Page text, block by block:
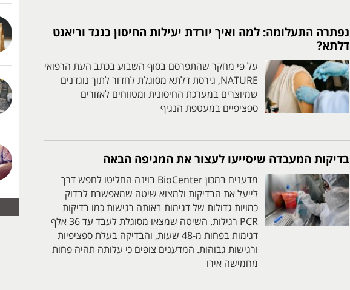
נפתרה התעלומה: למה ואיך יורדת יעילות החיסון כנגד וריאנט
דלתא?
על פי מחקר שהתפרסם בסוף השבוע בכתב העת הרפואי
NATURE, גירסת דלתא מסוגלת לחדור לתוך נוגדנים
שמיוצרים במערכת החיסונית ומטווחים לאזורים
ספציפיים במעטפת הנגיף
בדיקות המעבדה שיסייעו לעצור את המגיפה הבאה
מדענים במכון BioCenter בוינה החליטו לחפש דרך
לייעל את הבדיקות ולמצוא שיטה שמאפשרת לבדוק
כמויות גדולות של דגימות באותה רגישות כמו בדיקות
PCR רגילות. השיטה שמצאו מסוגלת לעבד עד 36 אלף
דגימות בפחות מ-48 שעות, והבדיקה בעלת ספציפיות
ורגישות גבוהות. המדענים צופים כי עלותה תהיה פחות
מחמישה אירו